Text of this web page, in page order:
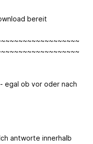
bereit
egal ob vor oder nach
antworte innerhalb